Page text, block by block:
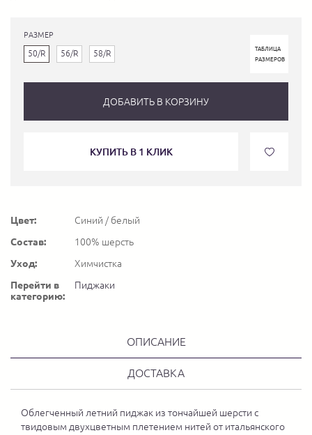
РАЗМЕР
50/R 56/R 58/R
ТАБЛИЦА
РАЗМЕРОВ
ДОБАВИТЬ В КОРЗИНУ
КУПИТЬ В 1 КЛИК
Цвет:
Синий / белый
Состав:
100% шерсть
Уход:
Химчистка
Перейти в
категорию:
Пиджаки
ОПИСАНИЕ
ДОСТАВКА
Облегченный летний пиджак из тончайшей шерсти с
твидовым двухцветным плетением нитей от итальянского